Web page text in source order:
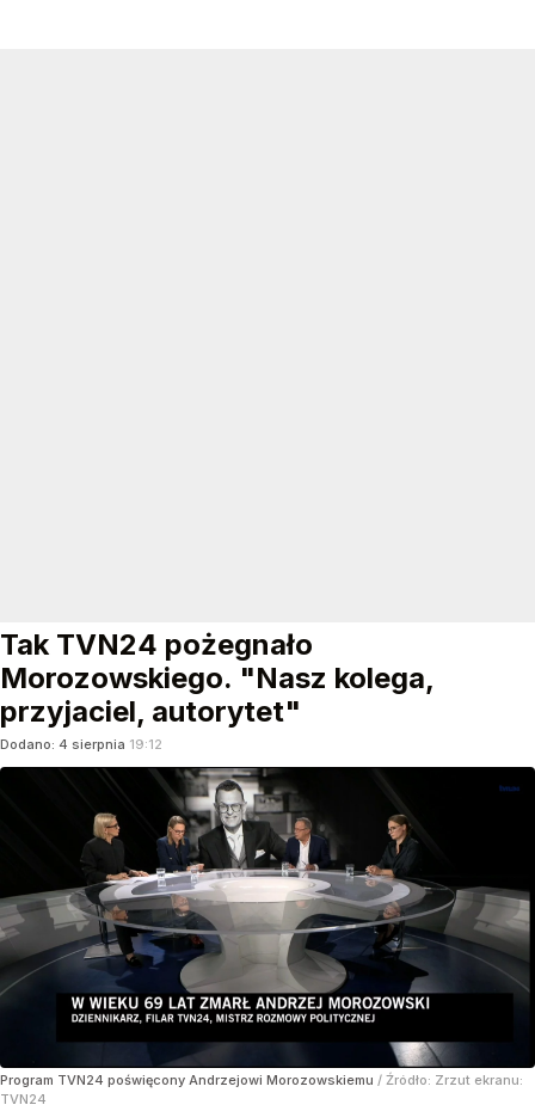
Tak TVN24 pożegnało
Morozowskiego. "Nasz kolega,
przyjaciel, autorytet"
Dodano: 4 sierpnia 19:12
Program TVN24 poświęcony Andrzejowi Morozowskiemu / Źródło: Zrzut ekranu:
TVN24